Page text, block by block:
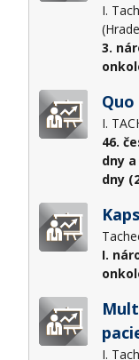
I.
3.
I.
46.
dny
dny
I.
I.